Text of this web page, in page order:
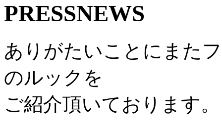
PRESSNEWS
ありがたいことにまた
のルックを
ご紹介頂いております。